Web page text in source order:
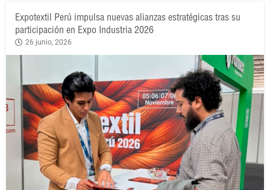
Expotextil Perú impulsa nuevas alianzas estratégicas tras su
participación en Expo Industria 2026
26 junio, 2026